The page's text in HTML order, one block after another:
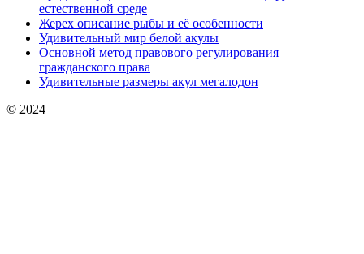
естественной среде
Жерех описание рыбы и её особенности
Удивительный мир белой акулы
Основной метод правового регулирования
гражданского права
Удивительные размеры акул мегалодон
© 2024